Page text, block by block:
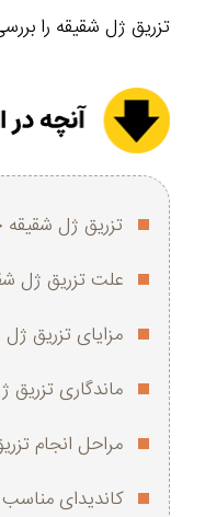
تزریق ژل شقیقه را
تزریق ژل
علت تزریق ژل
مزایای تزریق
ماندگاری تزریق
مراحل انجام
کاندیدای